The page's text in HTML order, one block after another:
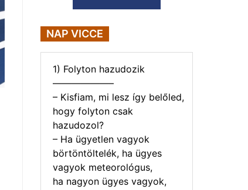
NAP VICCE
1) Folyton hazudozik
——————–
– Kisfiam, mi lesz így belőled,
hogy folyton csak
hazudozol?
– Ha ügyetlen vagyok
börtöntöltelék, ha ügyes
vagyok meteorológus,
ha nagyon ügyes vagyok,